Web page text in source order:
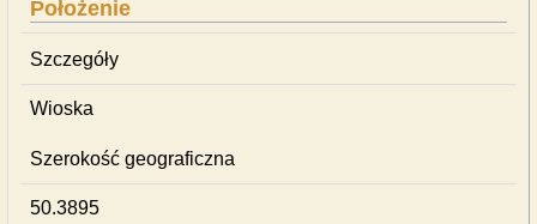
Położenie
Szczegóły
Wioska
Szerokość geograficzna
50.3895